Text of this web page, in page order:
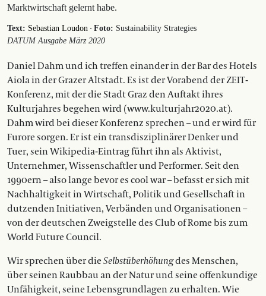
Marktwirtschaft gelernt habe.
Text: Sebastian Loudon · Foto: Sustainability Strategies
DATUM Ausgabe März 2020
Daniel Dahm und ich treffen einander in der Bar des Hotels
Aiola in der Grazer Altstadt. Es ist der Vorabend der ZEIT-
Konferenz, mit der die Stadt Graz den Auftakt ihres
Kulturjahres begehen wird (www.kulturjahr2020.at).
Dahm wird bei dieser Konferenz sprechen – und er wird für
Furore sorgen. Er ist ein transdis­zi­plinärer Denker und
Tuer, sein Wikipedia-Eintrag führt ihn als Aktivist,
Unternehmer, Wissenschaftler und Performer. Seit den
1990ern – also lan­ge bevor es cool war – befasst er sich mit
Nachhaltigkeit in Wirtschaft, Politik und Gesellschaft in
dutzenden Ini­tiativen, Verbänden und Organisationen –
von der deutschen Zweigstelle des Club of Rome bis zum
World Future Council.
Wir sprechen über dieSelbstüber­höhungdes Menschen,
über seinen Raubbau an der Natur und seine offenkundige
Unfähigkeit, seine Lebensgrundlagen zu erhalten. Wie